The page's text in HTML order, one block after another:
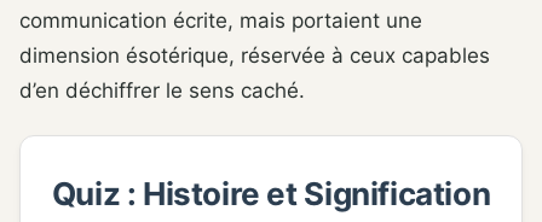
communication écrite, mais portaient une
dimension ésotérique, réservée à ceux capables
d’en déchiffrer le sens caché.
Quiz : Histoire et Signification